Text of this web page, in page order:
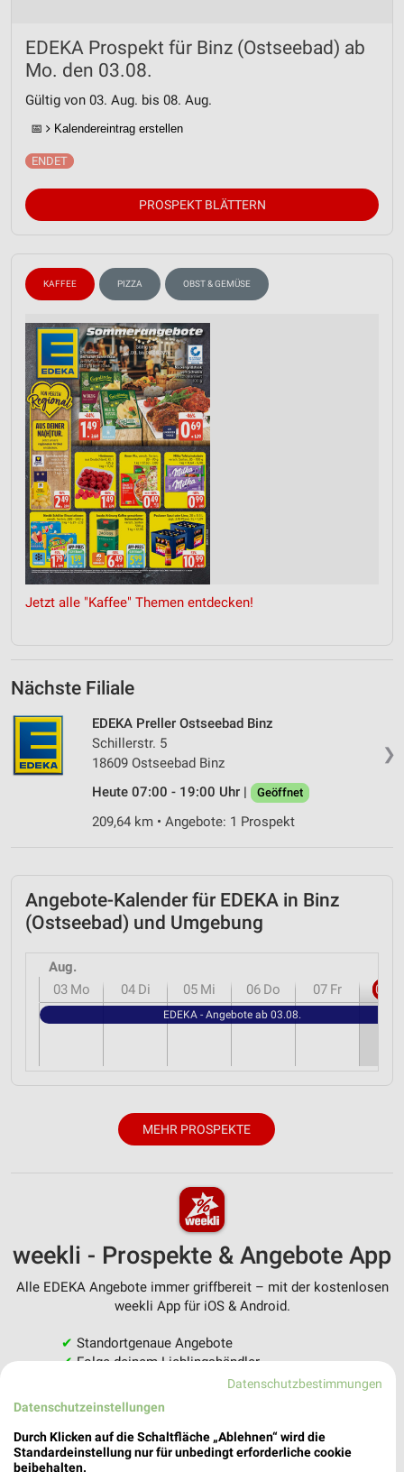
EDEKA Prospekt für Binz (Ostseebad) ab
Mo. den 03.08.
Gültig von 03. Aug. bis 08. Aug.
📅 Kalendereintrag erstellen
PROSPEKT BLÄTTERN
KAFFEE PIZZA OBST & GEMÜSE
Jetzt alle "Kaffee" Themen entdecken!
Nächste Filiale
❯
EDEKA Preller Ostseebad Binz
Schillerstr. 5
18609 Ostseebad Binz
Heute 07:00 - 19:00 Uhr |
Geöffnet
209,64 km • Angebote: 1 Prospekt
Angebote-Kalender für EDEKA in Binz
(Ostseebad) und Umgebung
Aug.
03 Mo 04 Di 05 Mi 06 Do 07 Fr 08
EDEKA - Angebote ab 03.08.
MEHR PROSPEKTE
weekli - Prospekte & Angebote App
Alle EDEKA Angebote immer griffbereit – mit der kostenlosen
weekli App für iOS & Android.
✔ Standortgenaue Angebote
✔Folge deinem Lieblingshändler
Push-Benachrichtigungen bei neuen Prospekten
✔
Einkaufsliste - Einkauf stressfrei planen
JETZT LADEN UND SPAREN!
Datenschutzbestimmungen
Datenschutzeinstellungen
Durch Klicken auf die Schaltfläche „Ablehnen“ wird die
Standardeinstellung nur für unbedingt erforderliche cookie
beibehalten.